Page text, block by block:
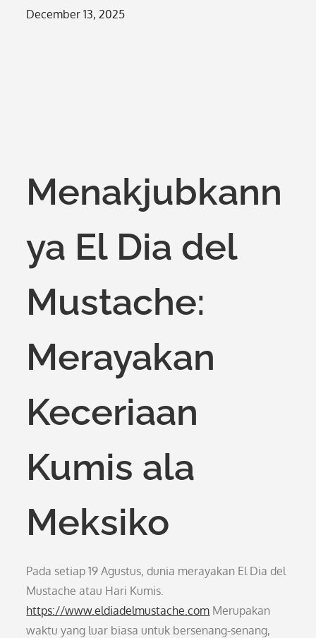
Posted
December 13, 2025
Menakjubkann
ya El Dia del
Mustache:
Merayakan
Keceriaan
Kumis ala
Meksiko
Pada setiap 19 Agustus, dunia merayakan El Dia del
Mustache atau Hari Kumis.
https://www.eldiadelmustache.com Merupakan
waktu yang luar biasa untuk bersenang-senang,